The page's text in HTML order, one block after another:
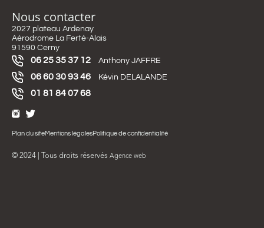
Nous contacter
2027 plateau Ardenay
Aérodrome La Ferté-Alais
91590 Cerny
06 25 35 37 12 Anthony JAFFRE
06 60 30 93 46 Kévin DELALANDE
01 81 84 07 68
Plan du siteMentions légalesPolitique de confidentialité
© 2024 | Tous droits réservés Agence web